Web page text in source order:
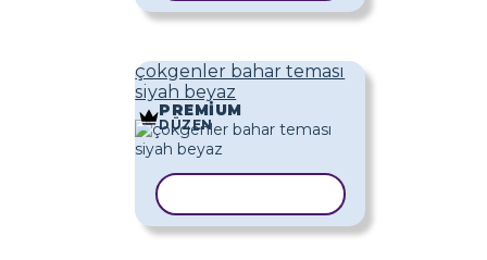
çokgenler bahar teması
siyah beyaz
PREMIUM
DÜZEN